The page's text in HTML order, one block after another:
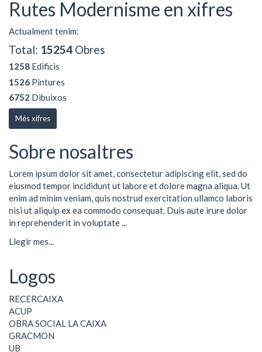
Rutes Modernisme en xifres
Actualment tenim:
Total: 15254 Obres
1258 Edificis
1526 Pintures
6752 Dibuixos
Més xifres
Sobre nosaltres
Lorem ipsum dolor sit amet, consectetur adipiscing elit, sed do
eiusmod tempor incididunt ut labore et dolore magna aliqua. Ut
enim ad minim veniam, quis nostrud exercitation ullamco laboris
nisi ut aliquip ex ea commodo consequat. Duis aute irure dolor
in reprehenderit in voluptate ...
Llegir mes...
Logos
RECERCAIXA
ACUP
OBRA SOCIAL LA CAIXA
GRACMON
UB